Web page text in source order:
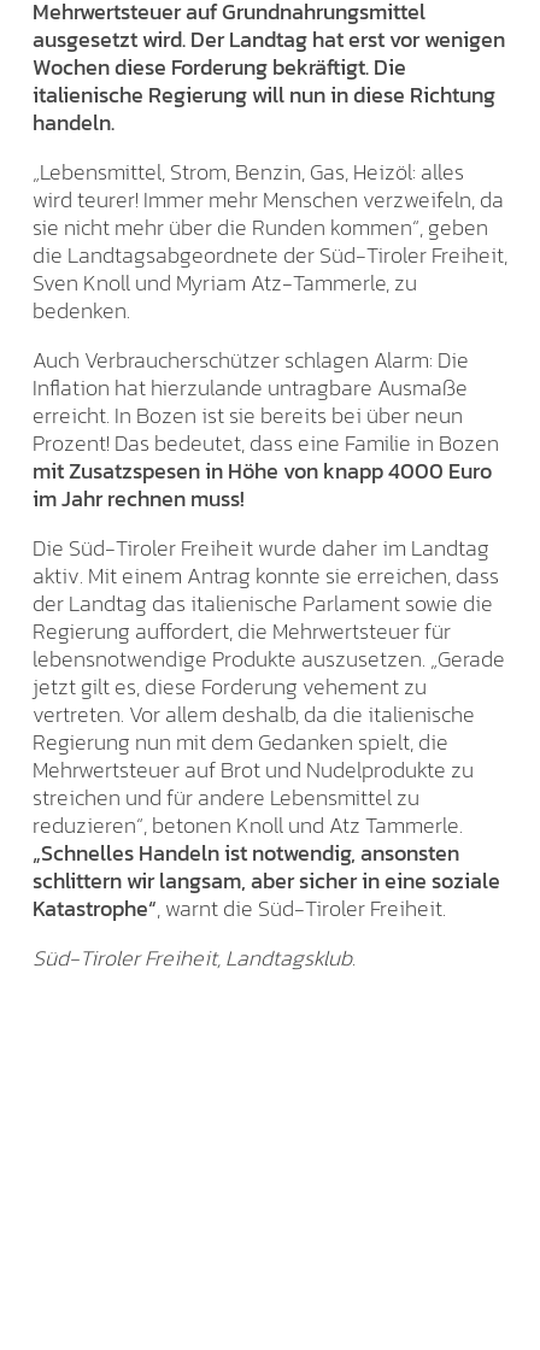
Mehrwertsteuer auf Grundnahrungsmittel
ausgesetzt wird. Der Landtag hat erst vor wenigen
Wochen diese Forderung bekräftigt. Die
italienische Regierung will nun in diese Richtung
handeln.
„Lebensmittel, Strom, Benzin, Gas, Heizöl: alles
wird teurer! Immer mehr Menschen verzweifeln, da
sie nicht mehr über die Runden kommen“, geben
die Landtagsabgeordnete der Süd-Tiroler Freiheit,
Sven Knoll und Myriam Atz-Tammerle, zu
bedenken.
Auch Verbraucherschützer schlagen Alarm: Die
Inflation hat hierzulande untragbare Ausmaße
erreicht. In Bozen ist sie bereits bei über neun
Prozent! Das bedeutet, dass eine Familie in Bozen
mit Zusatzspesen in Höhe von knapp 4000 Euro
im Jahr rechnen muss!
Die Süd-Tiroler Freiheit wurde daher im Landtag
aktiv. Mit einem Antrag konnte sie erreichen, dass
der Landtag das italienische Parlament sowie die
Regierung auffordert, die Mehrwertsteuer für
lebensnotwendige Produkte auszusetzen. „Gerade
jetzt gilt es, diese Forderung vehement zu
vertreten. Vor allem deshalb, da die italienische
Regierung nun mit dem Gedanken spielt, die
Mehrwertsteuer auf Brot und Nudelprodukte zu
streichen und für andere Lebensmittel zu
reduzieren“, betonen Knoll und Atz Tammerle.
„Schnelles Handeln ist notwendig, ansonsten
schlittern wir langsam, aber sicher in eine soziale
Katastrophe“, warnt die Süd-Tiroler Freiheit.
Süd-Tiroler Freiheit, Landtagsklub.